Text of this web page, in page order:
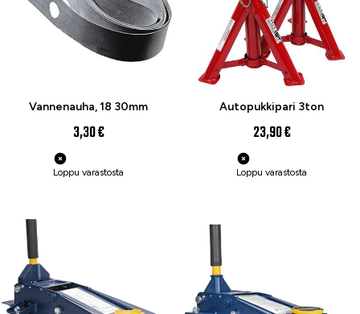
Vannenauha, 18 30mm
3,30 €
Loppu varastosta
Autopukkipari 3ton
23,90 €
Loppu varastosta